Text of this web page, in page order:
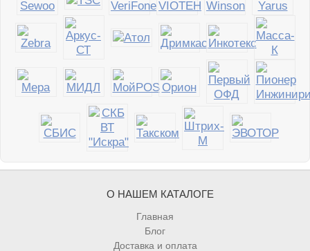
О НАШЕМ КАТАЛОГЕ
Главная
Блог
Доставка и оплата